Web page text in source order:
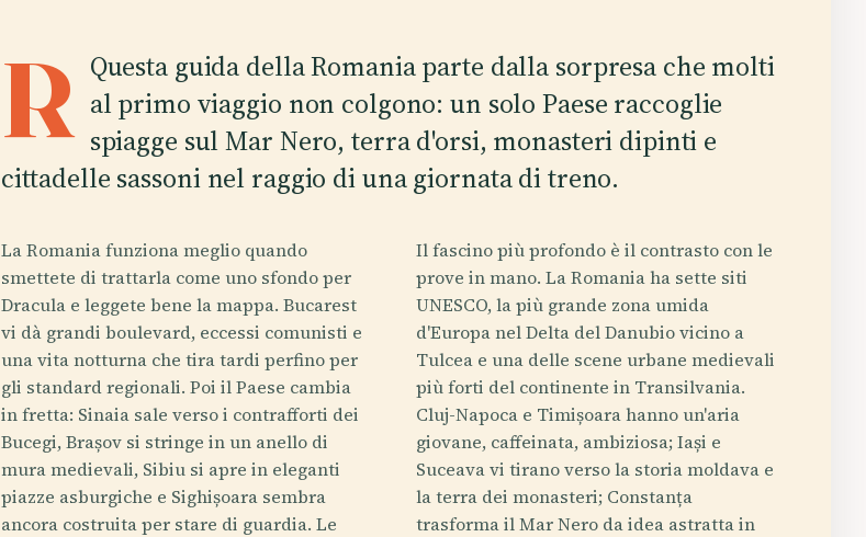
R Questa guida della Romania parte dalla sorpresa che molti
al primo viaggio non colgono: un solo Paese raccoglie
spiagge sul Mar Nero, terra d'orsi, monasteri dipinti e
cittadelle sassoni nel raggio di una giornata di treno.
La Romania funziona meglio quando
smettete di trattarla come uno sfondo per
Dracula e leggete bene la mappa. Bucarest
vi dà grandi boulevard, eccessi comunisti e
una vita notturna che tira tardi perfino per
gli standard regionali. Poi il Paese cambia
in fretta: Sinaia sale verso i contrafforti dei
Bucegi, Brașov si stringe in un anello di
mura medievali, Sibiu si apre in eleganti
piazze asburgiche e Sighișoara sembra
ancora costruita per stare di guardia. Le
Il fascino più profondo è il contrasto con le
prove in mano. La Romania ha sette siti
UNESCO, la più grande zona umida
d'Europa nel Delta del Danubio vicino a
Tulcea e una delle scene urbane medievali
più forti del continente in Transilvania.
Cluj-Napoca e Timișoara hanno un'aria
giovane, caffeinata, ambiziosa; Iași e
Suceava vi tirano verso la storia moldava e
la terra dei monasteri; Constanța
trasforma il Mar Nero da idea astratta in